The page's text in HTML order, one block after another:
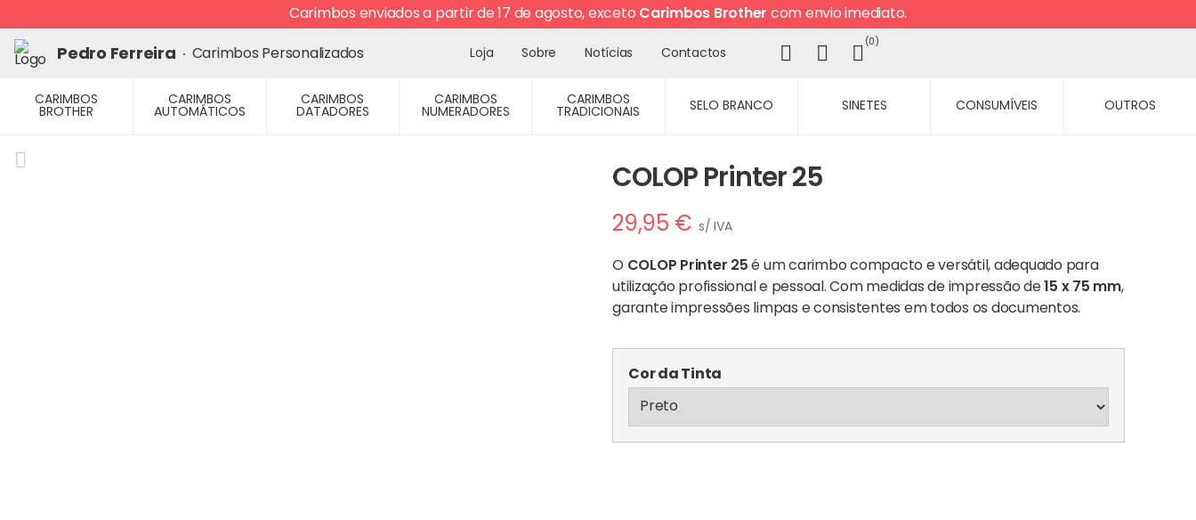
para
Carimbos enviados a partir de 17 de agosto, exceto Carimbos Brother com envio imediato.
Pedro Ferreira Carimbos Personalizados Loja Sobre Notícias Contactos
0
CARIMBOS
BROTHER
CARIMBOS
AUTOMÁTICOS
CARIMBOS
DATADORES
CARIMBOS
NUMERADORES
CARIMBOS
TRADICIONAIS
SELO BRANCO SINETES CONSUMÍVEIS OUTROS
COLOP Printer 25
29,95 € s/ IVA
O COLOP Printer 25 é um carimbo compacto e versátil, adequado para
utilização profissional e pessoal. Com medidas de impressão de
15 x 75 mm,
garante impressões limpas e consistentes em todos os documentos.
Cor da Tinta